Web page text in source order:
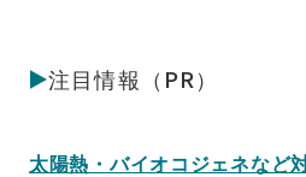
注目情報（PR）
太陽熱・バイオコジェネなど